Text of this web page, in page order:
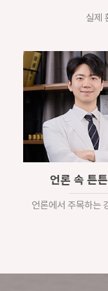
실제
언론 속 튼
언론에서 주목하는